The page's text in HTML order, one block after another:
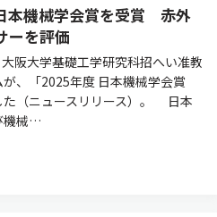
本機械学会賞を受賞 赤外
ーを評価
阪大学基礎工学研究科招へい准教
、「2025年度 日本機械学会賞
た（ニュースリリース）。 日本
機械…